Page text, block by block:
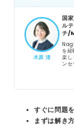
木原 渚
国
ル
チ/
を
楽し
ン
すぐに問題
まずは解き